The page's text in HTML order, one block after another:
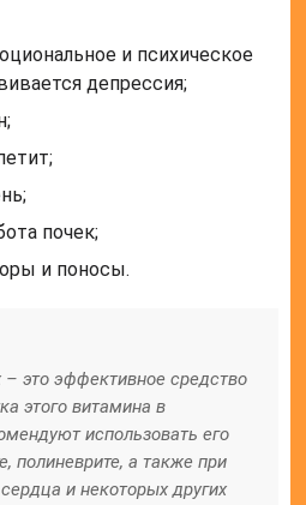
и психическое
депрессия;
почек;
и поносы.
это эффективное средство
этого витамина в
использовать его
полиневрите, а также при
и некоторых других